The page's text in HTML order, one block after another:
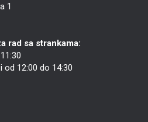
1
rad sa strankama:
od 12:00 do 14:30